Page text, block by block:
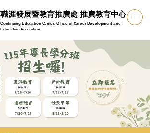
職涯發展暨教育推廣處 推廣教育中心
Continuing Education Center, Office of Career Development and
Education Promotion